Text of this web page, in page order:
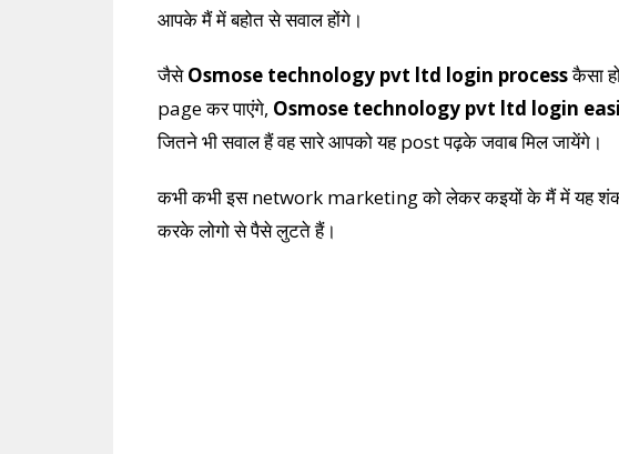
आपके मैं में बहोत से सवाल होंगे।
जैसेOsmose technology pvt ltd login processकैसा
page कर पाएंगे, Osmose technology pvt ltd login
जितने भी सवाल हैं वह सारे आपको यह post पढ़के जवाब मिल जायेंगे।
कभी कभी इस network marketing को लेकर कइयों के मैं में यह शंका
करके लोगो से पैसे लुटते हैं।